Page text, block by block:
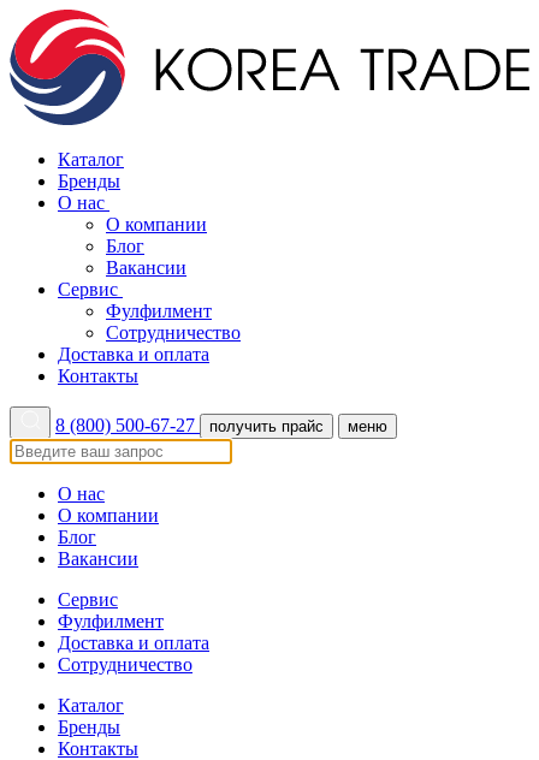
Каталог
Бренды
О нас
О компании
Блог
Вакансии
Сервис
Фулфилмент
Сотрудничество
Доставка и оплата
Контакты
8 (800) 500-67-27 получить прайс меню
О нас
О компании
Блог
Вакансии
Сервис
Фулфилмент
Доставка и оплата
Сотрудничество
Каталог
Бренды
Контакты